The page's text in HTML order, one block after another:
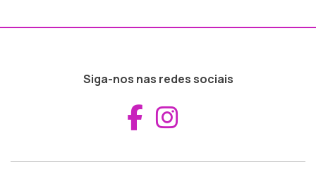
Siga-nos nas redes sociais
Aceder ao